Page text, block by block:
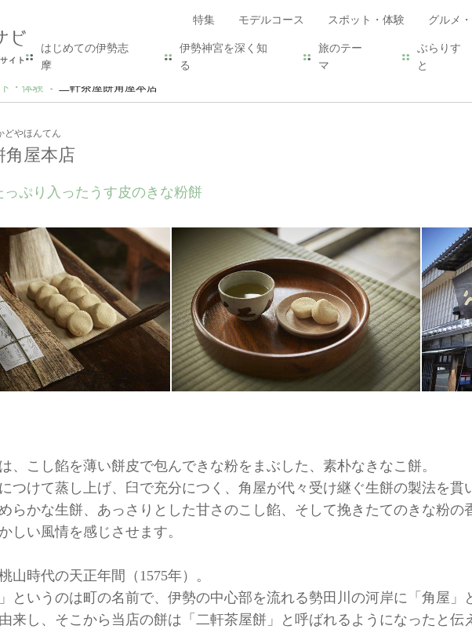
特集 モデルコース スポット・体験 グルメ
はじめての伊勢志
摩
伊勢神宮を深く知
る
旅のテー
マ
ぶらりす
と
・体験 二軒茶屋餅角屋本店
どやほんてん
角屋本店
っぷり入ったうす皮のきな粉餅
、こし餡を薄い餅皮で包んできな粉をまぶした、素朴なきなこ餅。
つけて蒸し上げ、臼で充分につく、角屋が代々受け継ぐ生餅の製法を貫
らかな生餅、あっさりとした甘さのこし餡、そして挽きたてのきな粉の
しい風情を感じさせます。
山時代の天正年間（1575年）。
」というのは町の名前で、伊勢の中心部を流れる勢田川の河岸に「角屋
来し、そこから当店の餅は「二軒茶屋餅」と呼ばれるようになったと伝